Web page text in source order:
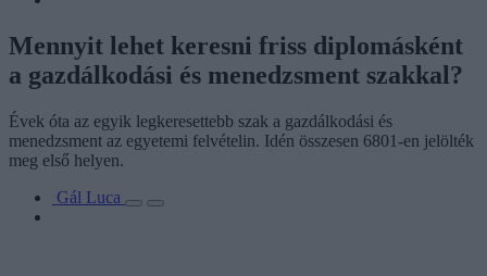
Mennyit lehet keresni friss diplomásként
a gazdálkodási és menedzsment szakkal?
Évek óta az egyik legkeresettebb szak a gazdálkodási és
menedzsment az egyetemi felvételin. Idén összesen 6801-en jelölték
meg első helyen.
Gál Luca